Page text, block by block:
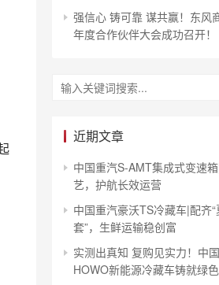
强信心 铸可靠 谋共赢！东风
年度合作伙伴大会成功召开！
近期文章
中国重汽S-AMT集成式变速
艺，护航长效运营
中国重汽豪沃TS冷藏车|配齐
套”，生鲜运输稳创富
实测出真知 复购见实力！中
HOWO新能源冷藏车铸就绿